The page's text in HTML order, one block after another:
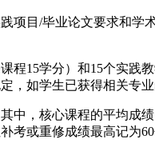
项目/毕业论文要求和
程15学分）和15个实践
如学生已获得相关专
，核心课程的平均成
或重修成绩最高记为